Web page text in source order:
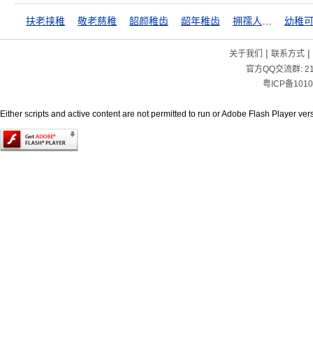
扶老挟稚 敬老慈稚 韶颜稚齿 龆年稚齿 幼稚
关于我们 | 联系方式|
官方QQ交流群:
粤ICP备
Either scripts and active content are not permitted to run or Adobe Flash Player